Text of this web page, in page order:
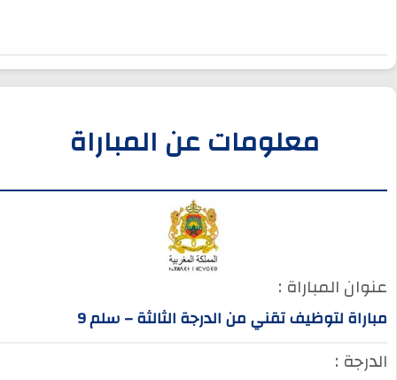
معلومات عن المباراة
عنوان المباراة :
مباراة لتوظيف تقني من الدرجة الثالثة – سلم 9
الدرجة :